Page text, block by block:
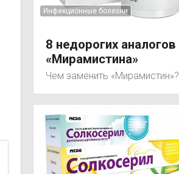
Инфекционные болезни
8 недорогих аналогов
«Мирамистина»
Чем заменить «Мирамистин»?